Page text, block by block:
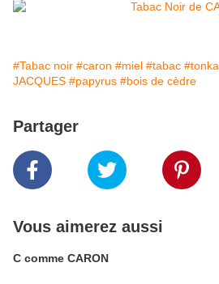
#Tabac noir #caron #miel #tabac #tonka
JACQUES #papyrus #bois de cèdre
Partager
Vous aimerez aussi
C comme CARON